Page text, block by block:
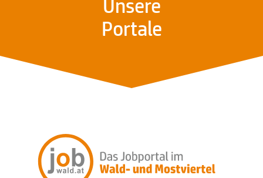
Unsere
Portale